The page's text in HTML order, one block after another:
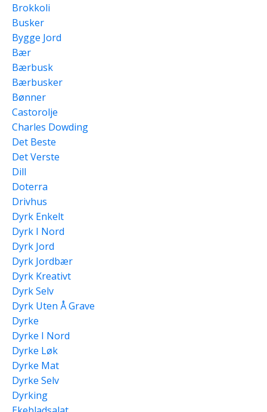
Brokkoli
Busker
Bygge Jord
Bær
Bærbusk
Bærbusker
Bønner
Castorolje
Charles Dowding
Det Beste
Det Verste
Dill
Doterra
Drivhus
Dyrk Enkelt
Dyrk I Nord
Dyrk Jord
Dyrk Jordbær
Dyrk Kreativt
Dyrk Selv
Dyrk Uten Å Grave
Dyrke
Dyrke I Nord
Dyrke Løk
Dyrke Mat
Dyrke Selv
Dyrking